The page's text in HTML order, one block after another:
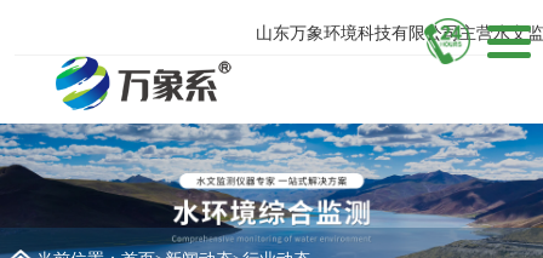
山东万象环境科技有限公司主营水文